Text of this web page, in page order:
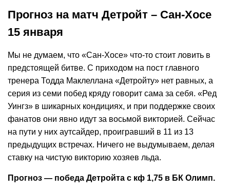
Прогноз на матч Детройт – Сан-Хосе
15 января
Мы не думаем, что «Сан-Хосе» что-то стоит ловить в
предстоящей битве. С приходом на пост главного
тренера Тодда Маклеллана «Детройту» нет равных, а
серия из семи побед кряду говорит сама за себя. «Ред
Уингз» в шикарных кондициях, и при поддержке своих
фанатов они явно идут за восьмой викторией. Сейчас
на пути у них аутсайдер, проигравший в 11 из 13
предыдущих встречах. Ничего не выдумываем, делая
ставку на чистую викторию хозяев льда.
Прогноз — победа Детройта с кф 1,75 в БК Олимп.